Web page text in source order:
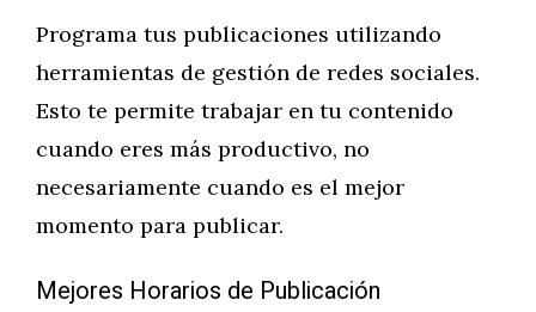
Programa tus publicaciones utilizando
herramientas de gestión de redes sociales.
Esto te permite trabajar en tu contenido
cuando eres más productivo, no
necesariamente cuando es el mejor
momento para publicar.
Mejores Horarios de Publicación